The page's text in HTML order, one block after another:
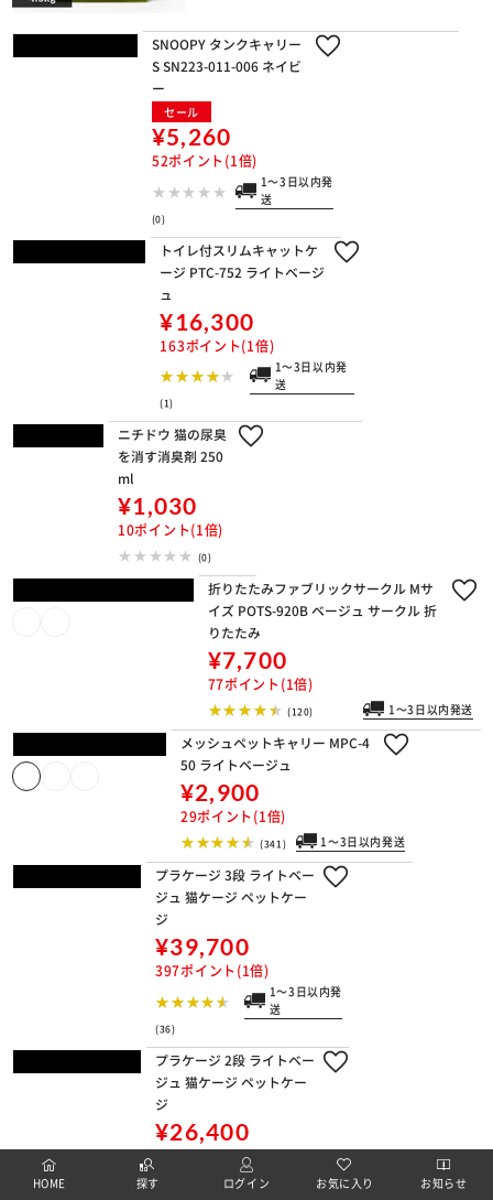
SNOOPY タンクキャリー S SN223-01
1-006 ネイビー
52ポイント(1倍)
トイレ付スリムキャットケージ PTC-7
52 ライトベージュ
163ポイント(1倍)
ニチドウ 猫の尿臭を消す消臭剤 250m
10ポイント(1倍)
イズ POTS-920B ベージュ サークル 折
りたたみ
¥7,700
77ポイント(1倍)
(120)
メッシュペットキャリー MPC-450 ラ
イトベージュ
29ポイント(1倍)
ジ ペットケージ
¥39,700
397ポイント(1倍)
HOME 探す ログイン お気に入り お知らせ